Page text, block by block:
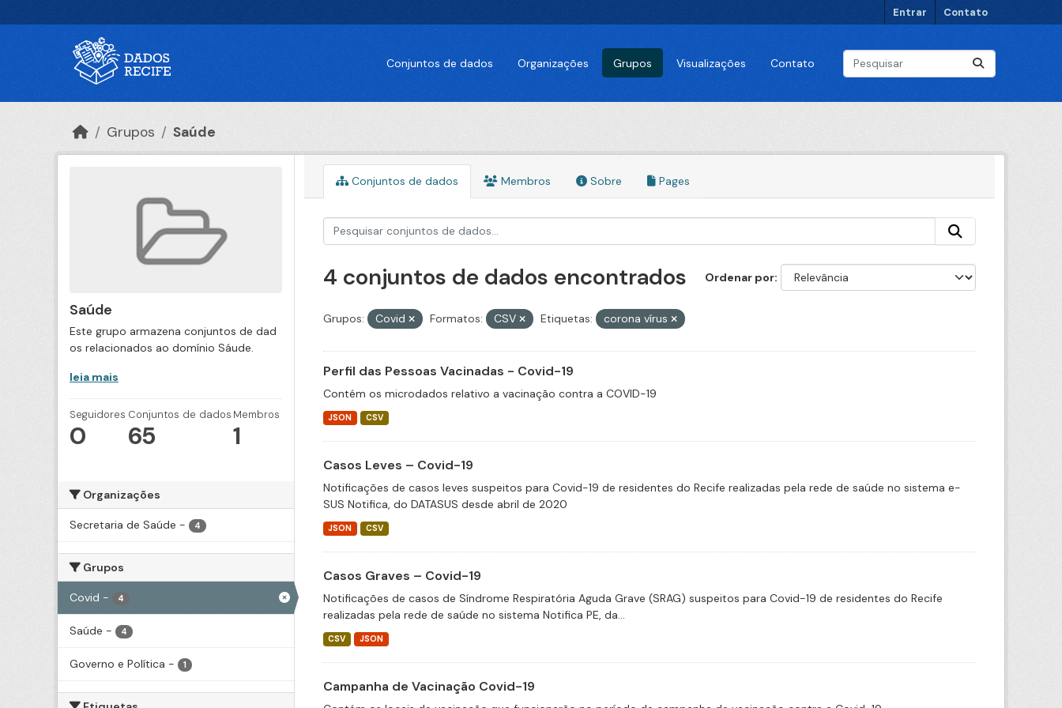
Entrar Contato
Conjuntos de dados Organizações Grupos Visualizações Contato
Grupos Saúde
Saúde
Este grupo armazena conjuntos de dad
os relacionados ao domínio Sáude.
leia mais
Seguidores
0
Conjuntos de dados
65
Membros
1
Organizações
Secretaria de Saúde - 4
Grupos
Covid - 4
Saúde - 4
Governo e Política - 1
Conjuntos de dados Membros Sobre Pages
Ordenar por
4 conjuntos de dados encontrados
Grupos: Covid Formatos: CSV Etiquetas: corona vírus
Perfil das Pessoas Vacinadas - Covid-19
Contém os microdados relativo a vacinação contra a COVID-19
JSON CSV
Casos Leves – Covid-19
Notificações de casos leves suspeitos para Covid-19 de residentes do Recife realizadas pela rede de saúde no sistema e-
SUS Notifica, do DATASUS desde abril de 2020
JSON CSV
Casos Graves – Covid-19
Notificações de casos de Síndrome Respiratória Aguda Grave (SRAG) suspeitos para Covid-19 de residentes do Recife
realizadas pela rede de saúde no sistema Notifica PE, da...
CSV JSON
Campanha de Vacinação Covid-19